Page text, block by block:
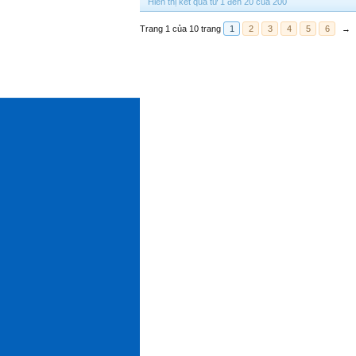
Trang 1 của 10 trang 1 2 3 4 5 6 →